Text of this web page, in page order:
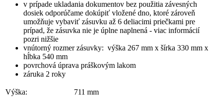
v prípade ukladania dokumentov bez použitia závesných
dosiek odporúčame dokúpiť vložené dno, ktoré zároveň
umožňuje vybaviť zásuvku až 6 deliacimi priečkami pre
prípad, že zásuvka nie je úplne naplnená - viac informácií
pozri nižšie
vnútorný rozmer zásuvky: výška 267 mm x šírka 330 mm x
hĺbka 540 mm
povrchová úprava práškovým lakom
záruka 2 roky
Výška:
711 mm